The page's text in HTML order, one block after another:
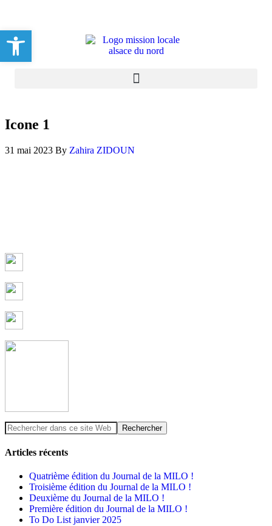
Icone 1
31 mai 2023 By Zahira ZIDOUN
Articles récents
Quatrième édition du Journal de la MILO !
Troisième édition du Journal de la MILO !
Deuxième du Journal de la MILO !
Première édition du Journal de la MILO !
To Do List janvier 2025
Ouvrir la barre d’outils